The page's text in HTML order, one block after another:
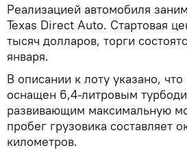
Реализацией автомобиля
Texas Direct Auto. Стартовая
тысяч долларов, торги
января.
В описании к лоту указано,
оснащен 6,4-литровым
развивающим максимальную
пробег грузовика составляет
километров.